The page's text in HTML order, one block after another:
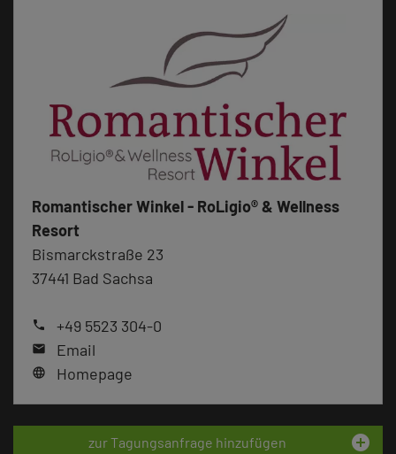
Romantischer Winkel - RoLigio® & Wellness
Resort
Bismarckstraße 23
37441 Bad Sachsa
phone +49 5523 304-0
mail Email
language Homepage
zur Tagungsanfrage hinzufügen add_circle